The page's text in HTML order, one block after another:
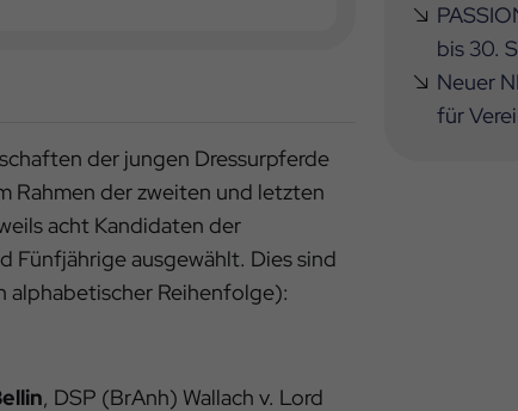
der jungen Dressurpferde
Rahmen der zweiten und letzten
acht Kandidaten der
Fünfjährige ausgewählt. Dies sind
alphabetischer Reihenfolge):
, DSP (BrAnh) Wallach v. Lord
bis 30.
Neuer
für